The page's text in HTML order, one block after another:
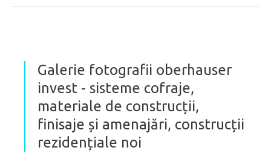
Galerie fotografii oberhauser
invest - sisteme cofraje,
materiale de construcții,
finisaje și amenajări, construcții
rezidențiale noi